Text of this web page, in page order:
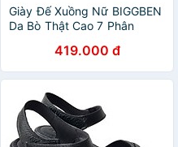
Giày Đế Xuồng Nữ BIGGBEN
Da Bò Thật Cao 7 Phân
419.000 đ